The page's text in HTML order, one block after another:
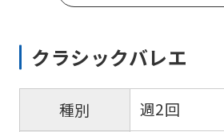
クラシックバレエ
種別
週2回
may
not